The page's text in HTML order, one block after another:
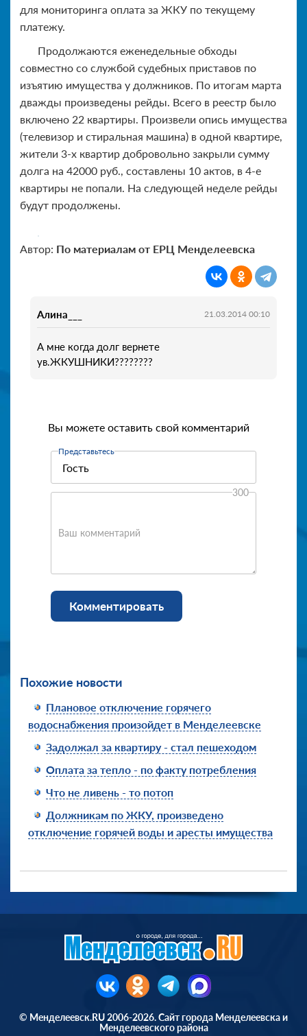
для мониторинга оплата за ЖКУ по текущему
платежу.
Продолжаются еженедельные обходы
совместно со службой судебных приставов по
изъятию имущества у должников. По итогам марта
дважды произведены рейды. Всего в реестр было
включено 22 квартиры. Произвели опись имущества
(телевизор и стиральная машина) в одной квартире,
жители 3-х квартир добровольно закрыли сумму
долга на 42000 руб., составлены 10 актов, в 4-е
квартиры не попали. На следующей неделе рейды
будут продолжены.
Автор: По материалам от ЕРЦ Менделеевска
Алина___ 21.03.2014 00:10
А мне когда долг вернете
ув.ЖКУШНИКИ????????
Вы можете оставить свой комментарий
Представьтесь
Ваш комментарий
300
Комментировать
Похожие новости
Плановое отключение горячего
водоснабжения произойдет в Менделеевске
Задолжал за квартиру - стал пешеходом
Оплата за тепло - по факту потребления
Что не ливень - то потоп
Должникам по ЖКУ, произведено
отключение горячей воды и аресты имущества
© Менделеевск.RU 2006-2026. Сайт города Менделеевска и
Менделеевского района